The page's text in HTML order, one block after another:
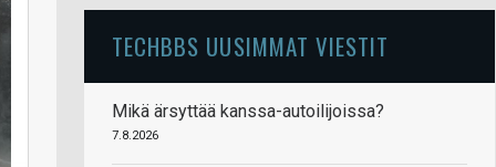
TECHBBS UUSIMMAT VIESTIT
Mikä ärsyttää kanssa-autoilijoissa?
7.8.2026